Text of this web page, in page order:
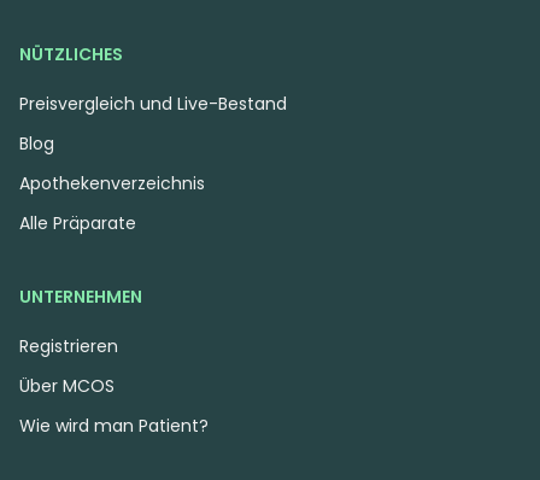
NÜTZLICHES
Preisvergleich und Live-Bestand
Blog
Apothekenverzeichnis
Alle Präparate
UNTERNEHMEN
Registrieren
Über MCOS
Wie wird man Patient?